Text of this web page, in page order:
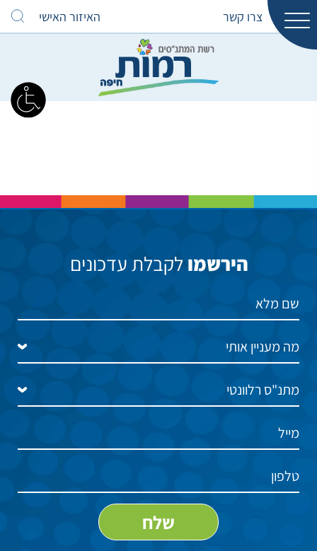
צרו קשר האיזור האישי
הירשמו לקבלת עדכונים